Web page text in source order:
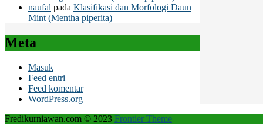
naufal pada Klasifikasi dan Morfologi Daun
Mint (Mentha piperita)
Meta
Masuk
Feed entri
Feed komentar
WordPress.org
Fredikurniawan.com © 2023 Frontier Theme